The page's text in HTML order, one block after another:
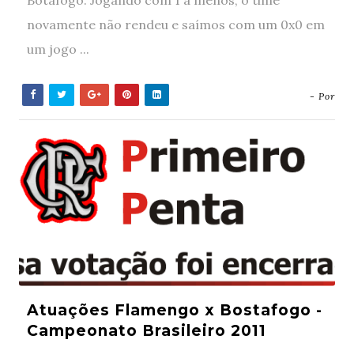
novamente não rendeu e saímos com um 0x0 em
um jogo ...
- Por
Atuações Flamengo x Bostafogo -
Campeonato Brasileiro 2011